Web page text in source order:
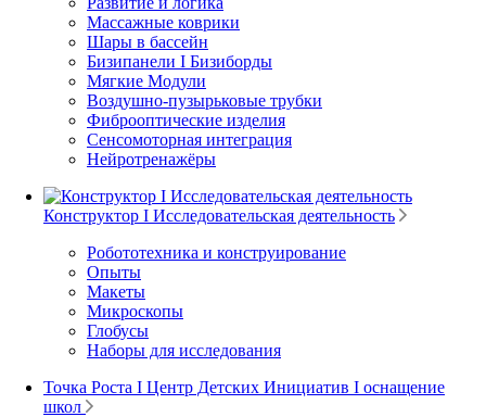
Массажные коврики
Шары в бассейн
Бизипанели I Бизиборды
Мягкие Модули
Воздушно-пузырьковые трубки
Фиброоптические изделия
Сенсомоторная интеграция
Нейротренажёры
Конструктор I Исследовательская деятельность
Робототехника и конструирование
Опыты
Макеты
Микроскопы
Глобусы
Наборы для исследования
Точка Роста I Центр Детских Инициатив I оснащение
школ